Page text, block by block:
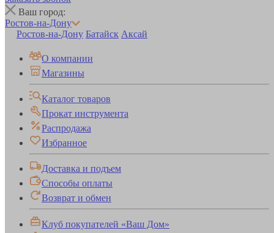
Ваш город:
Ростов-на-Дону
Ростов-на-Дону Батайск Аксай
О компании
Магазины
Каталог товаров
Прокат инструмента
Распродажа
Избранное
Доставка и подъем
Способы оплаты
Возврат и обмен
Клуб покупателей «Ваш Дом»